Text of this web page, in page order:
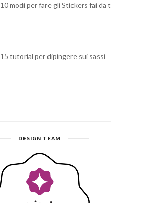
10 modi per fare gli Stickers fai da te
15 tutorial per dipingere sui sassi
DESIGN TEAM